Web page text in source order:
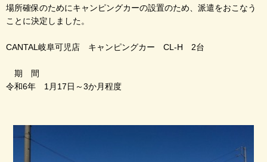
場所確保のためにキャンピングカーの設置のため、派遣をおこなう
ことに決定しました。
CANTAL岐阜可児店 キャンピングカー CL-H 2台
期 間
令和6年 1月17日～3か月程度